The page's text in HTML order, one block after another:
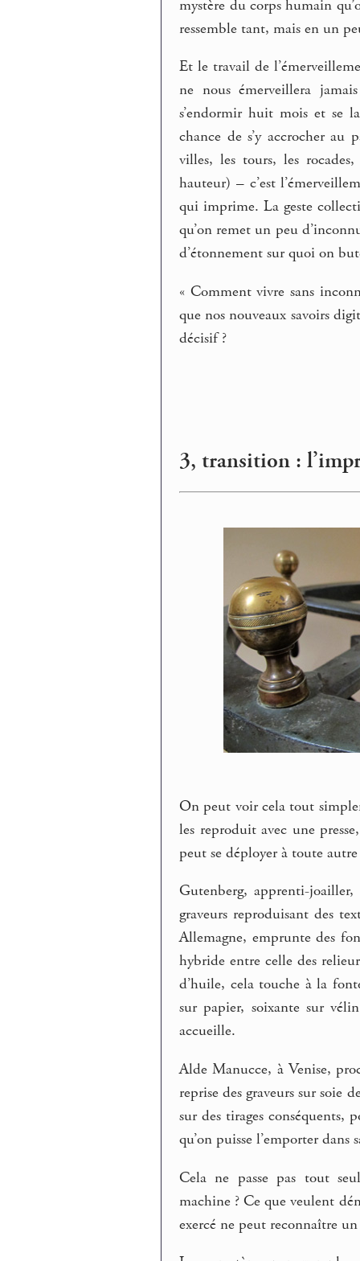
mystère du corps humain
ressemble tant, mais en un
Et le travail de
ne nous émerveillera
s’endormir huit mois et se
chance de s’y accrocher au
villes, les tours, les
hauteur) – c’est
qui imprime. La geste
qu’on remet un peu
d’étonnement sur quoi on
« Comment vivre sans
que nos nouveaux savoirs
décisif ?
3, transition :
On peut voir cela tout
les reproduit avec une
peut se déployer à toute
Gutenberg, apprenti-
graveurs reproduisant des
Allemagne, emprunte des
hybride entre celle des
d’huile, cela touche à la
sur papier, soixante sur
accueille.
Alde Manucce, à Venise,
reprise des graveurs sur soie
sur des tirages conséquents,
qu’on puisse l’emporter
Cela ne passe pas tout
machine ? Ce que veulent
exercé ne peut reconnaître